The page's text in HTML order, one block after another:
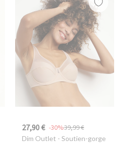
27,90 € 39,99 €
-30%
Dim Outlet - Soutien-gorge